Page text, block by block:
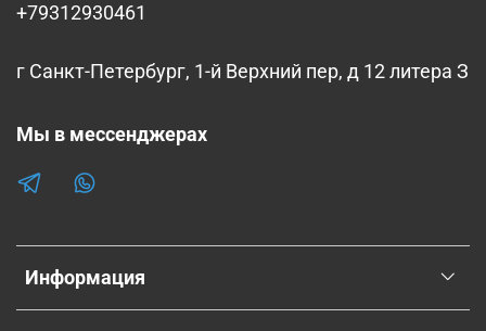
Информация
+79312930461
г Санкт-Петербург, 1-й Верхний пер, д 12 литера З
Мы в мессенджерах